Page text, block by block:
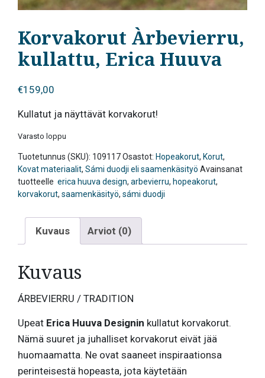
Korvakorut Àrbevierru,
kullattu, Erica Huuva
€159,00
Kullatut ja näyttävät korvakorut!
Varasto loppu
Tuotetunnus (SKU): 109117Osastot: Hopeakorut, Korut,
Kovat materiaalit, Sámi duodji eli saamenkäsityö Avainsanat
tuotteelle erica huuva design, arbevierru, hopeakorut,
korvakorut, saamenkäsityö, sámi duodji
Kuvaus Arviot (0)
Kuvaus
ÁRBEVIERRU / TRADITION
Upeat Erica Huuva Designin kullatut korvakorut.
Nämä suuret ja juhalliset korvakorut eivät jää
huomaamatta. Ne ovat saaneet inspiraationsa
perinteisestä hopeasta, jota käytetään